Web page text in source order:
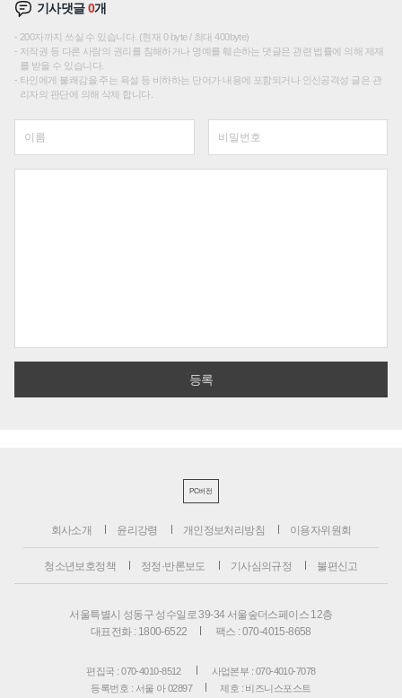
기사댓글0개
200자까지 쓰실 수 있습니다. (현재 0 byte / 최대 400byte)
저작권 등 다른 사람의 권리를 침해하거나 명예를 훼손하는 댓글은 관련 법률에 의해 제재
를 받을 수 있습니다.
타인에게 불쾌감을 주는 욕설 등 비하하는 단어가 내용에 포함되거나 인신공격성 글은 관
리자의 판단에 의해 삭제 합니다.
PC버전
회사소개 윤리강령 개인정보처리방침 이용자위원회
청소년보호정책 정정·반론보도 기사심의규정 불편신고
서울특별시 성동구 성수일로 39-34 서울숲더스페이스 12층
대표전화 : 1800-6522
팩스 : 070-4015-8658
편집국 : 070-4010-8512
사업본부 : 070-4010-7078
등록번호 : 서울 아 02897
제호 : 비즈니스포스트